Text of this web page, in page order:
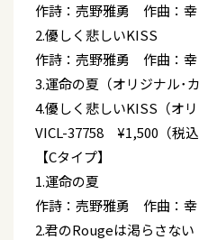
作詩：売野雅勇 作曲：
2.優しく悲しいKISS
作詩：売野雅勇 作曲：
3.運命の夏（オリジナル･カ
4.優しく悲しいKISS（オリ
VICL-37758 ¥1,500（税込
【Cタイプ】
1.運命の夏
作詩：売野雅勇 作曲：
2.君のRougeは渇らさない